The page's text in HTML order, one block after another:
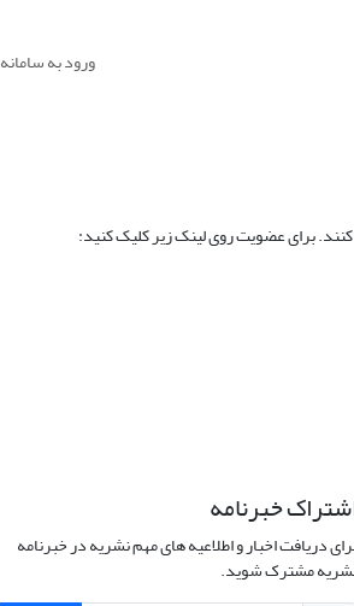
ورود به سامانه
کنند. برای عضویت روی لینک زیر کلیک کنید:
خبرنامه
دریافت اخبار و اطلاعیه های مهم نشریه در خبرنامه
مشترک شوید.